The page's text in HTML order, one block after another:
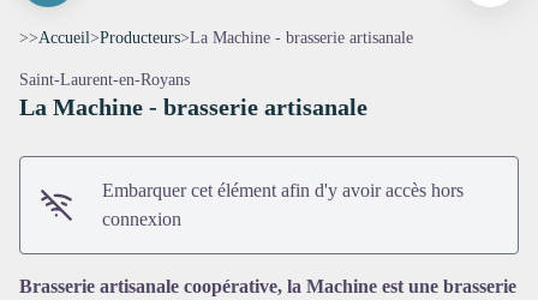
Voir l'image en plein écran
>>Accueil>Producteurs>La Machine - brasserie artisanale
Saint-Laurent-en-Royans
La Machine - brasserie artisanale
Embarquer cet élément afin d'y avoir accès hors
connexion
Brasserie artisanale coopérative, la Machine est une brasserie